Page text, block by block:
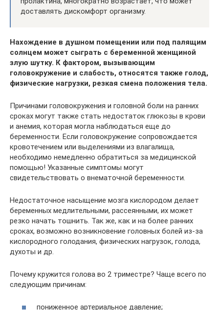
доставлять дискомфорт организму.
Нахождение в душном помещении или под палящим
солнцем может сыграть с беременной женщиной
злую шутку. К фактором, вызывающим
головокружение и слабость, относятся также голод,
физические нагрузки, резкая смена положения тела.
Причинами головокружения и головной боли на ранних
сроках могут также стать недостаток глюкозы в крови
и анемия, которая могла наблюдаться еще до
беременности. Если головокружение сопровождается
кровотечением или выделениями из влагалища,
необходимо немедленно обратиться за медицинской
помощью! Указанные симптомы могут
свидетельствовать о внематочной беременности.
Недостаточное насыщение мозга кислородом делает
беременных медлительными, рассеянными, их может
резко начать тошнить. Так же, как и на более ранних
сроках, возможно возникновение головных болей из-за
кислородного голодания, физических нагрузок, голода,
духоты и др.
Почему кружится голова во 2 триместре? Чаще всего по
следующим причинам:
пониженное артериальное давление;